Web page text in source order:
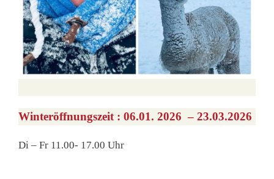
Winteröffnungszeit : 06.01. 2026 – 23.03.2026
Di – Fr 11.00- 17.00 Uhr